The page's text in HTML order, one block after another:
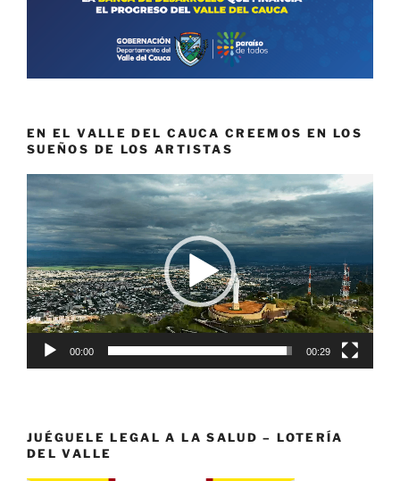
EN EL VALLE DEL CAUCA CREEMOS EN LOS
SUEÑOS DE LOS ARTISTAS
Reproductor
de
vídeo
00:00 00:29
JUÉGUELE LEGAL A LA SALUD – LOTERÍA
DEL VALLE